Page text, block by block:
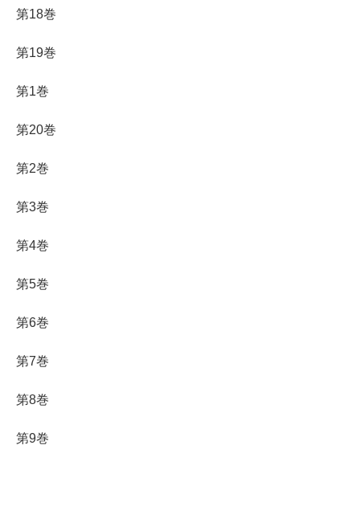
第18巻
第19巻
第1巻
第20巻
第2巻
第3巻
第4巻
第5巻
第6巻
第7巻
第8巻
第9巻